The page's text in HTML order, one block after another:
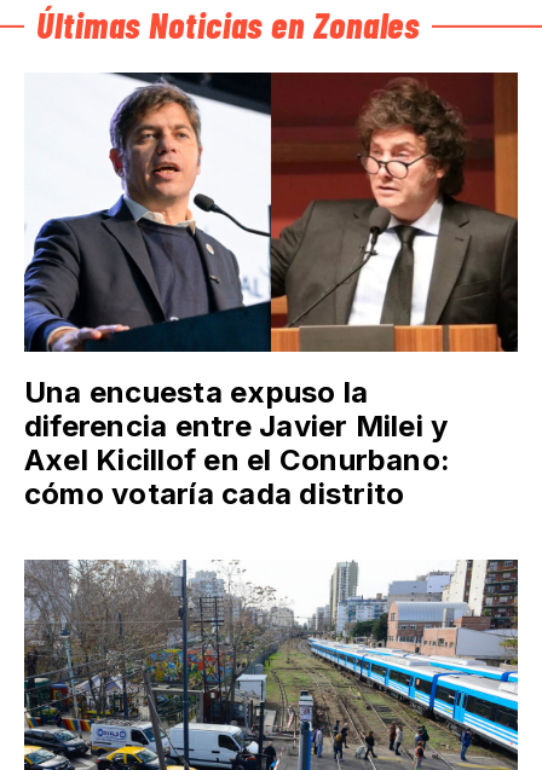
Últimas Noticias en Zonales
Una encuesta expuso la
diferencia entre Javier Milei y
Axel Kicillof en el Conurbano:
cómo votaría cada distrito